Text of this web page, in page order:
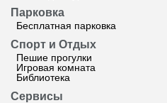
Парковка
Бесплатная парковка
Спорт и Отдых
Пешие прогулки
Игровая комната
Библиотека
Сервисы